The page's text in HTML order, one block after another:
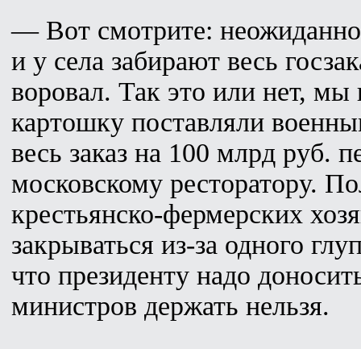
— Вот смотрите:
и у села забирают весь
воровал. Так это или нет,
картошку поставляли
весь заказ на 100 млрд руб.
московскому ресторатору.
крестьянско-фермерских
закрываться из-за одного
что президенту надо
министров держать нельзя.